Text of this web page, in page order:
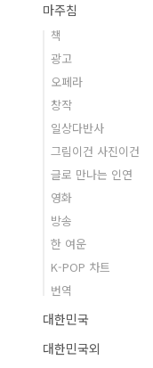
마주침
책
광고
오페라
창작
일상다반사
그림이건 사진이건
글로 만나는 인연
영화
방송
한 여운
K-POP 차트
번역
대한민국
대한민국외